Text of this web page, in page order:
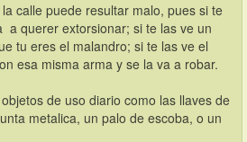
calle puede resultar malo, pues si te
a querer extorsionar; si te las ve un
tu eres el malandro; si te las ve el
esa misma arma y se la va a robar.
de uso diario como las llaves de
metalica, un palo de escoba, o un